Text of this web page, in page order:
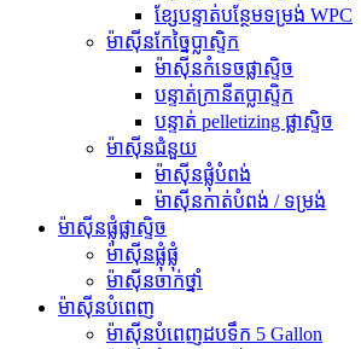
ខ្សែបន្ទាត់បន្ថែមទម្រង់ WPC
ម៉ាស៊ីនកែច្នៃប្លាស្ទិក
ម៉ាស៊ីនកំទេចផ្លាស្ទិច
បន្ទាត់ក្រានីតប្លាស្ទិក
បន្ទាត់ pelletizing ផ្លាស្ទិច
ម៉ាស៊ីនជំនួយ
ម៉ាស៊ីនផ្លុំបំពង់
ម៉ាស៊ីនកាត់បំពង់ / ទម្រង់
ម៉ាស៊ីនផ្លុំផ្លាស្ទិច
ម៉ាស៊ីនផ្លុំផ្លុំ
ម៉ាស៊ីនចាក់ថ្នាំ
ម៉ាស៊ីនបំពេញ
ម៉ាស៊ីនបំពេញដបទឹក 5 Gallon